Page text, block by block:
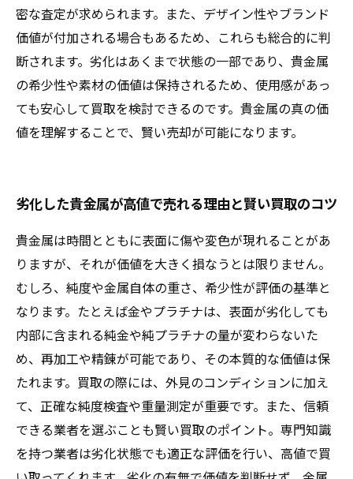
密な査定が求められます。また、デザイン性やブランド
価値が付加される場合もあるため、これらも総合的に判
断されます。劣化はあくまで状態の一部であり、貴金属
の希少性や素材の価値は保持されるため、使用感があっ
ても安心して買取を検討できるのです。貴金属の真の価
値を理解することで、賢い売却が可能になります。
劣化した貴金属が高値で売れる理由と賢い買取のコツ
貴金属は時間とともに表面に傷や変色が現れることがあ
りますが、それが価値を大きく損なうとは限りません。
むしろ、純度や金属自体の重さ、希少性が評価の基準と
なります。たとえば金やプラチナは、表面が劣化しても
内部に含まれる純金や純プラチナの量が変わらないた
め、再加工や精錬が可能であり、その本質的な価値は保
たれます。買取の際には、外見のコンディションに加え
て、正確な純度検査や重量測定が重要です。また、信頼
できる業者を選ぶことも賢い買取のポイント。専門知識
を持つ業者は劣化状態でも適正な評価を行い、高値で買